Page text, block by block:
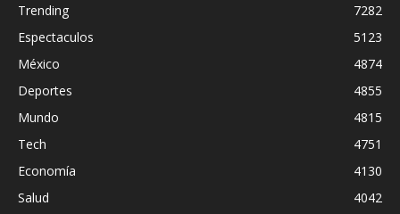
Trending
7282
Espectaculos
5123
México
4874
Deportes
4855
Mundo
4815
Tech
4751
Economía
4130
Salud
4042